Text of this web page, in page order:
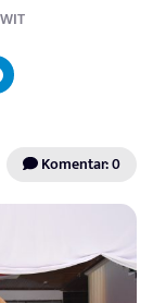
Komentar: 0